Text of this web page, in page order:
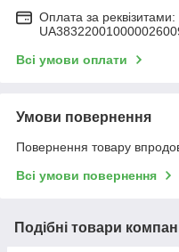
Оплата за
Всі умови оплати
Умови повернення
Повернення товару
Всі умови повернення
Подібні товари